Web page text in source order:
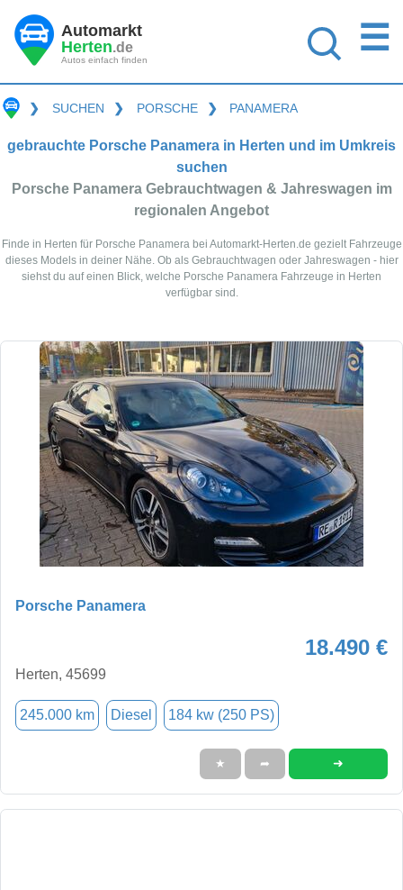
Automarkt
Herten.de
Autos einfach finden
☰
❯ SUCHEN ❯ PORSCHE ❯ PANAMERA
gebrauchte Porsche Panamera in Herten und im Umkreis
suchen
Porsche Panamera Gebrauchtwagen & Jahreswagen im
regionalen Angebot
Finde in Herten für Porsche Panamera bei Automarkt-Herten.de gezielt Fahrzeuge
dieses Models in deiner Nähe. Ob als Gebrauchtwagen oder Jahreswagen - hier
siehst du auf einen Blick, welche Porsche Panamera Fahrzeuge in Herten
verfügbar sind.
Porsche Panamera
18.490 €
Herten, 45699
245.000 km Diesel 184 kw (250 PS)
★ ➦ ➜